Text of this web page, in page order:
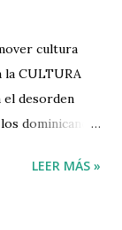
cultura
la CULTURA
el desorden
dominicanos.
la
LEER MÁS »